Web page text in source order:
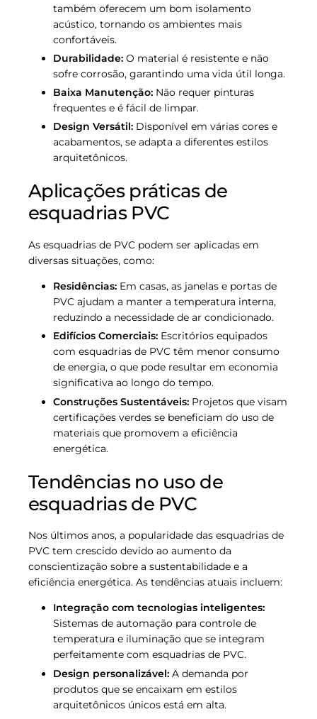
também oferecem um bom isolamento
acústico, tornando os ambientes mais
confortáveis.
Durabilidade: O material é resistente e não
sofre corrosão, garantindo uma vida útil longa.
Baixa Manutenção: Não requer pinturas
frequentes e é fácil de limpar.
Design Versátil: Disponível em várias cores e
acabamentos, se adapta a diferentes estilos
arquitetônicos.
Aplicações práticas de
esquadrias PVC
As esquadrias de PVC podem ser aplicadas em
diversas situações, como:
Residências: Em casas, as janelas e portas de
PVC ajudam a manter a temperatura interna,
reduzindo a necessidade de ar condicionado.
Edifícios Comerciais: Escritórios equipados
com esquadrias de PVC têm menor consumo
de energia, o que pode resultar em economia
significativa ao longo do tempo.
Construções Sustentáveis: Projetos que visam
certificações verdes se beneficiam do uso de
materiais que promovem a eficiência
energética.
Tendências no uso de
esquadrias de PVC
Nos últimos anos, a popularidade das esquadrias de
PVC tem crescido devido ao aumento da
conscientização sobre a sustentabilidade e a
eficiência energética. As tendências atuais incluem:
Integração com tecnologias inteligentes:
Sistemas de automação para controle de
temperatura e iluminação que se integram
perfeitamente com esquadrias de PVC.
Design personalizável: A demanda por
produtos que se encaixam em estilos
arquitetônicos únicos está em alta.